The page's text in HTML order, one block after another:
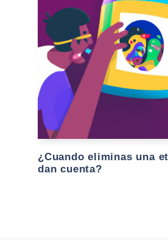
¿Cuando eliminas una
dan cuenta?